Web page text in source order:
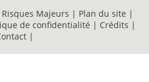
Majeurs | Plan du site |
de confidentialité | Crédits |
|